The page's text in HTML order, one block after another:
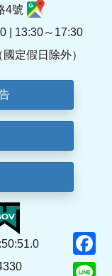
4號
| 13:30～17:30
定假日除外）